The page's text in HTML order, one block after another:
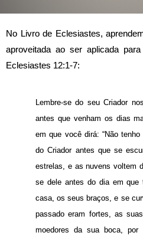
No Livro de Eclesiastes,
aproveitada ao ser aplicada
Eclesiastes 12:1-7:
Lembre-se do seu Criador
antes que venham os dias
em que você dirá: “Não tenho
do Criador antes que se
estrelas, e as nuvens voltem
se dele antes do dia em que
casa, os seus braços, e se
passado eram fortes, as
moedores da sua boca,